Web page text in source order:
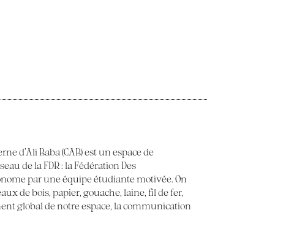
d’Ali Baba (CAB) est un espace de
de la FDR : la Fédération Des
par une équipe étudiante motivée. On
de bois, papier, gouache, laine, fil de fer,
global de notre espace, la communication